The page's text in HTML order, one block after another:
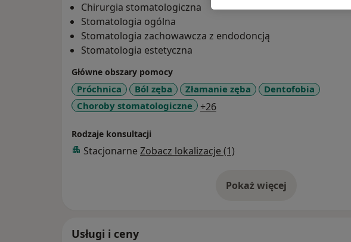
Chirurgia stomatologiczna
Stomatologia ogólna
Stomatologia zachowawcza z endodoncją
Stomatologia estetyczna
Główne obszary pomocy
Próchnica Ból zęba Złamanie zęba
Dentofobia
Choroby stomatologiczne
+26a11y_sr_more_diseases
Rodzaje konsultacji
Stacjonarne Zobacz lokalizacje (1)
Pokaż więcejo doświadczeniu
Usługi i ceny